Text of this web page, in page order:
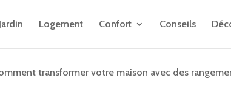
Jardin Logement Confort Conseils
transformer votre maison avec des